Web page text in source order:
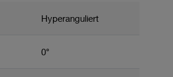
Hyperanguliert
0°